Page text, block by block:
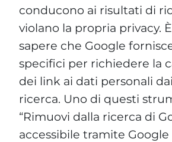
conducono ai risultati di
violano la propria privacy.
sapere che Google
specifici per richiedere la
dei link ai dati personali
ricerca. Uno di questi
“Rimuovi dalla ricerca di
accessibile tramite Google